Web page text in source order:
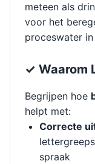
meteen als
voor het
proceswater in
✓ Waarom
Begrijpen hoe
helpt met:
Correcte
spraak